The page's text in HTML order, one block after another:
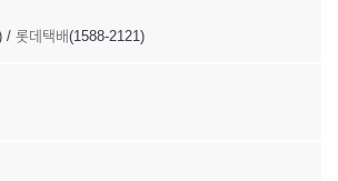
/ 롯데택배(1588-2121)